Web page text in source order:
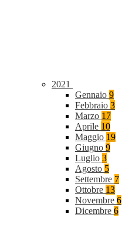
2021
Gennaio 9
Febbraio 3
Marzo 17
Aprile 10
Maggio 19
Giugno 9
Luglio 3
Agosto 5
Settembre 7
Ottobre 13
Novembre 6
Dicembre 6